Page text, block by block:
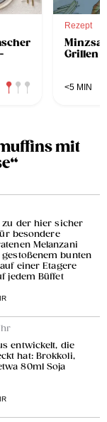
Rezept
Grillen
<5 MIN
mit
zu der hier sicher
besondere
Melanzani
bunten
einer Etagere
jedem Büffet
entwickelt, die
hat: Brokkoli,
80ml Soja